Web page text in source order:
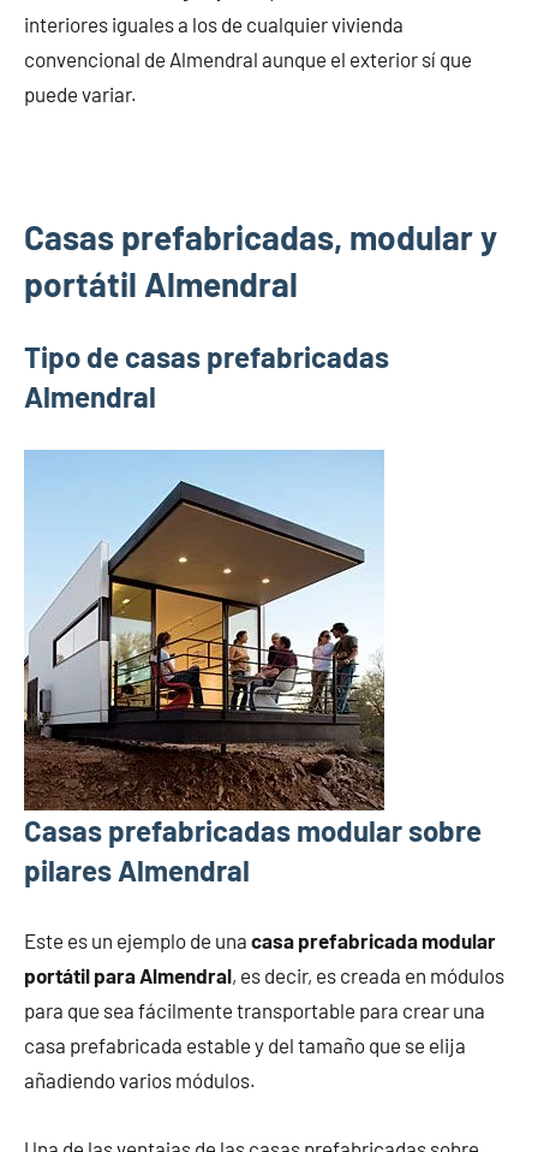
interiores iguales a los de cualquier vivienda
convencional de Almendral aunque el exterior sí que
puede variar.
Casas prefabricadas, modular y
portátil Almendral
Tipo de casas prefabricadas
Almendral
Casas prefabricadas modular sobre
pilares Almendral
Este es un ejemplo de una casa prefabricada modular
portátil para Almendral, es decir, es creada en módulos
para que sea fácilmente transportable para crear una
casa prefabricada estable y del tamaño que se elija
añadiendo varios módulos.